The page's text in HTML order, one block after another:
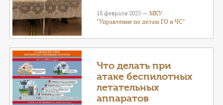
18 февраля 2025 —МКУ
"Управление по делам ГО и ЧС"
Что делать при
атаке беспилотных
летательных
аппаратов